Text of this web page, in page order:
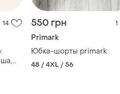
14 550 грн 1
Primark
Юбка-шорты primark
48 / 4XL / 56